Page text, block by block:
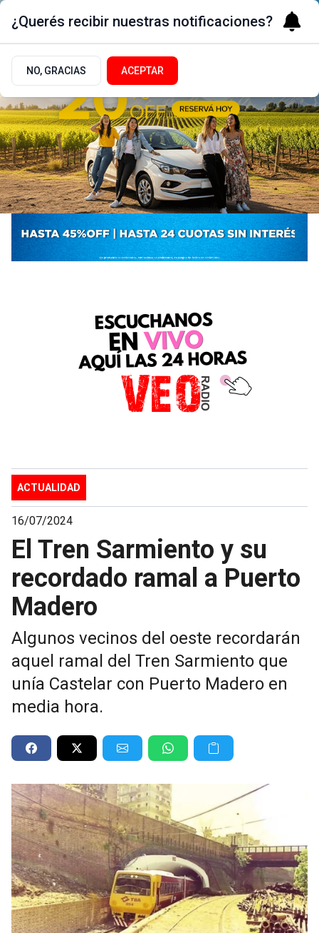
ACTUALIDAD
16/07/2024
El Tren Sarmiento y su
recordado ramal a Puerto
Madero
Algunos vecinos del oeste recordarán
aquel ramal del Tren Sarmiento que
unía Castelar con Puerto Madero en
media hora.
¿Querés recibir nuestras notificaciones?
NO, GRACIAS ACEPTAR